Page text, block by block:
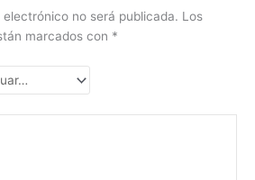
no será publicada. Los
marcados con *